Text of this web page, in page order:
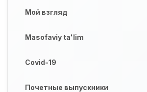
Мой взгляд
Masofaviy ta'lim
Covid-19
Почетные выпускники